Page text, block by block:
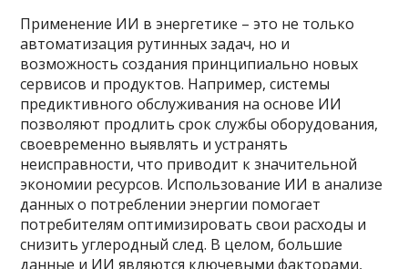
Применение ИИ в энергетике – это не только
автоматизация рутинных задач, но и
возможность создания принципиально новых
сервисов и продуктов. Например, системы
предиктивного обслуживания на основе ИИ
позволяют продлить срок службы оборудования,
своевременно выявлять и устранять
неисправности, что приводит к значительной
экономии ресурсов. Использование ИИ в анализе
данных о потреблении энергии помогает
потребителям оптимизировать свои расходы и
снизить углеродный след. В целом, большие
данные и ИИ являются ключевыми факторами,